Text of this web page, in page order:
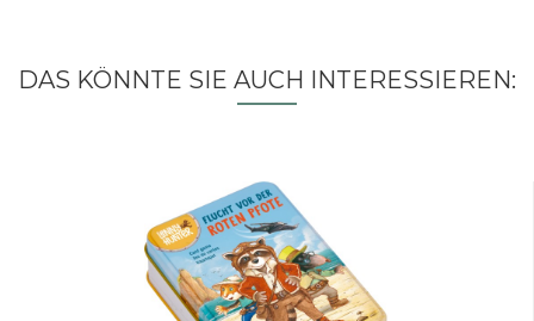
DAS KÖNNTE SIE AUCH INTERESSIEREN: